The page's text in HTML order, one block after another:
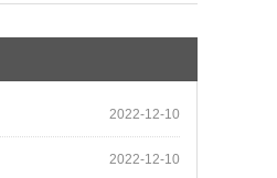
2022-12-10
2022-12-10